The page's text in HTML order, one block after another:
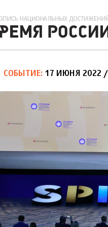
СОБЫТИЕ 17 ИЮНЯ 2022 /